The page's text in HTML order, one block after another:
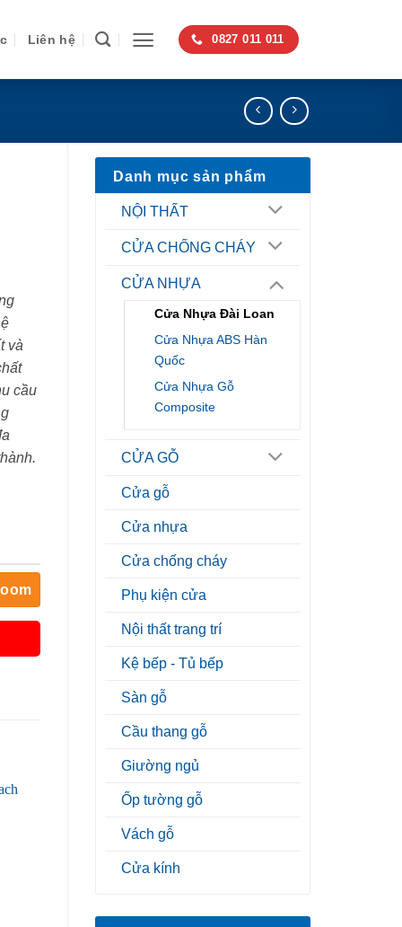
Liên hệ 0827 011 011
Danh mục sản phẩm
NỘI THẤT
CỬA CHỐNG CHÁY
CỬA NHỰA
Cửa Nhựa Đài Loan
Cửa Nhựa ABS Hàn
Quốc
Cửa Nhựa Gỗ
Composite
CỬA GỖ
Cửa gỗ
Cửa nhựa
Cửa chống cháy
Phụ kiện cửa
Nội thất trang trí
Kệ bếp - Tủ bếp
Sàn gỗ
Cầu thang gỗ
Giường ngủ
Ốp tường gỗ
Vách gỗ
Cửa kính
và
cầu